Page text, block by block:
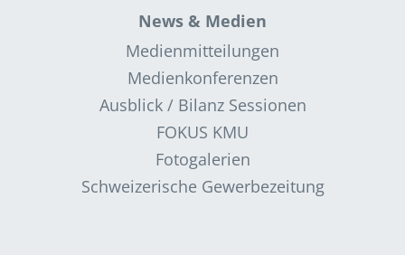
News & Medien
Medienmitteilungen
Medienkonferenzen
Ausblick / Bilanz Sessionen
FOKUS KMU
Fotogalerien
Schweizerische Gewerbezeitung